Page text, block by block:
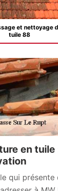
et nettoyage
tuile 88
en tuile
qui présente